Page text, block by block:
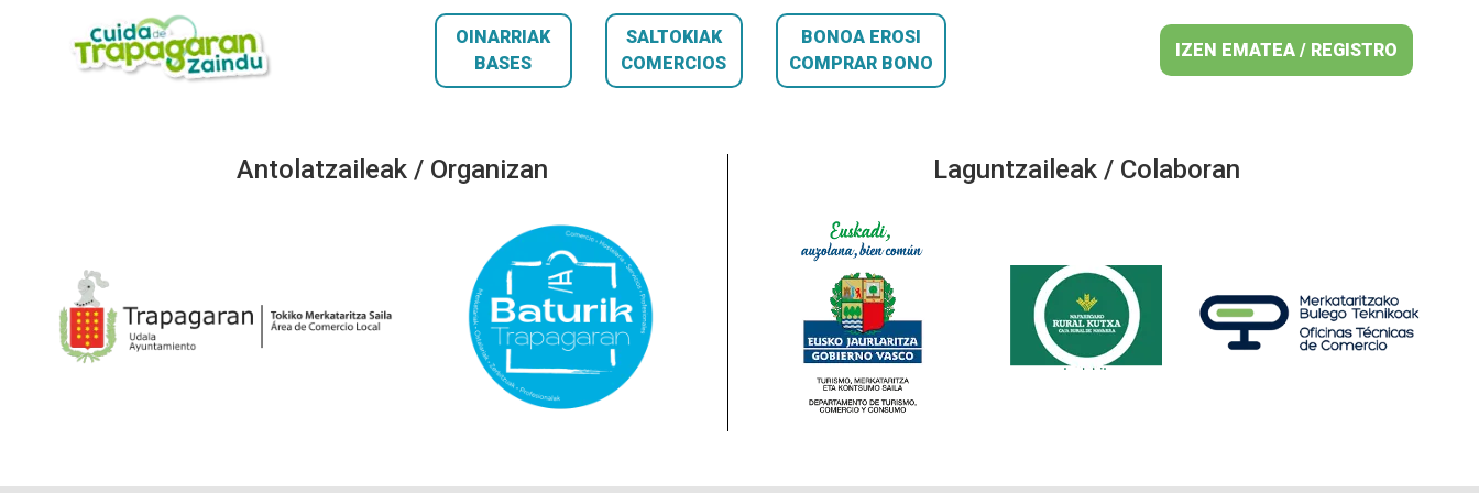
OINARRIAK
BASES
SALTOKIAK
COMERCIOS
BONOA EROSI
COMPRAR BONO
IZEN EMATEA / REGISTRO
Antolatzaileak / Organizan Laguntzaileak / Colaboran